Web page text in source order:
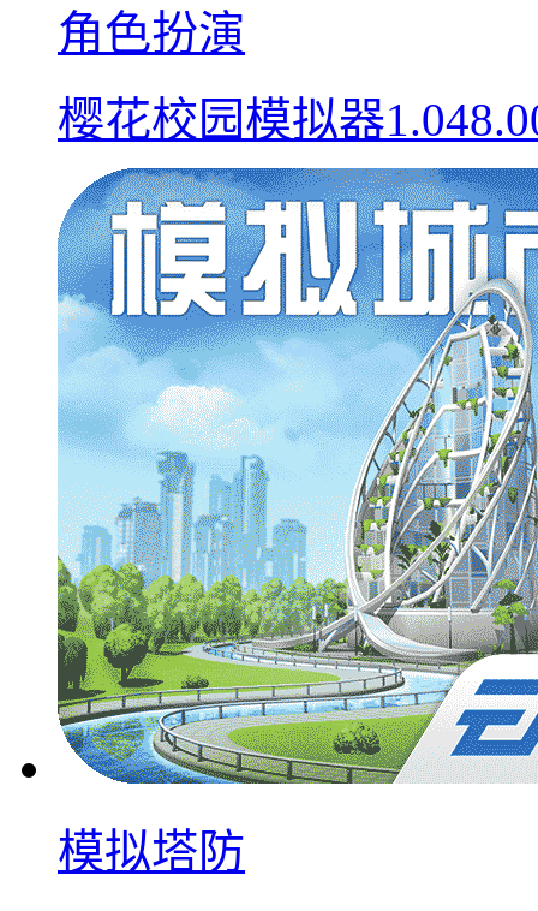
角色扮演
樱花校园模拟器
模拟塔防